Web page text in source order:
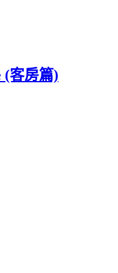
(客房篇)